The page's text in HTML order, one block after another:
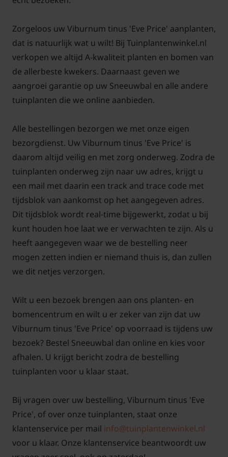
bloemknoppen zijn rozerood van kleur.
Is de wintergroene én
winterbloeiende struik sneeuwbal
winterhard?
Antwoord: De Sneeuwbal, Viburnum tinus 'Eve Price'
is winterhard maar staat graag op een beschutte
tot halfschaduw en de grond mag licht zuur en
humusrijk zijn. Een grond die waterdoorlatend is
ook een vereiste. Geef tijdens het planten de
Viburnum tinus 'Eve Price, Sneeuwbal meteen wat
tuinturf in het plantgat. Deze groenblijvende
Sneeuwbal zal in de volle zon meer bloemen aan
maken dan als deze in de schaduw staat.
De opvallende schermen bestaande
uit rozerode bloemknoppen gaan die
in de winter bloeien?
de Sneeuwballen die in de winter bloeit. De
bloemknoppen zijn roze rood, als de bloemen open
komen zijn deze lichtroze van kleur. De bloemen
staan inderdaad in schermen. Deze sierheester staat
mooi in de tuin als groepsbeplanting maar kan ook
goed als solitair aangeplant worden. De volwassen
ongeveer 150 cm. Deze Groenblijvende sneeuwbal
heeft glanzend blad. De Viburnum tinus 'Eve Price' is
ook op stam verkrijgbaar. De Viburnum tinus 'Eve
Price' is is een mooie cultivar uit de Sneeuwbal
Zorgeloos uw Viburnum tinus 'Eve Price' aanplanten,
dat is natuurlijk wat u wilt! Bij Tuinplantenwinkel.nl
verkopen we altijd A-kwaliteit planten en bomen van
de allerbeste kwekers. Daarnaast geven we
aangroei garantie op uw Sneeuwbal en alle andere
tuinplanten die we online aanbieden.
Alle bestellingen bezorgen we met onze eigen
bezorgdienst. Uw Viburnum tinus 'Eve Price' is
daarom altijd veilig en met zorg onderweg. Zodra de
tuinplanten onderweg zijn naar uw adres, krijgt u
een mail met daarin een track and trace code met
tijdsblok van aankomst op het aangegeven adres.
Dit tijdsblok wordt real-time bijgewerkt, zodat u bij
kunt houden hoe laat we er verwachten te zijn. Als u
heeft aangegeven waar we de bestelling neer
mogen zetten indien er niemand thuis is, dan zullen
we dit netjes verzorgen.
Wilt u een bezoek brengen aan ons planten- en
bomencentrum en wilt u er zeker van zijn dat uw
Viburnum tinus 'Eve Price' op voorraad is tijdens uw
bezoek? Bestel Sneeuwbal dan online en kies voor
afhalen. U krijgt bericht zodra de bestelling
tuinplanten voor u klaar staat.
Bij vragen over uw bestelling, Viburnum tinus 'Eve
Price', of over onze tuinplanten, staat onze
klantenservice per mail info@tuinplantenwinkel.nl
voor u klaar. Onze klantenservice beantwoordt uw